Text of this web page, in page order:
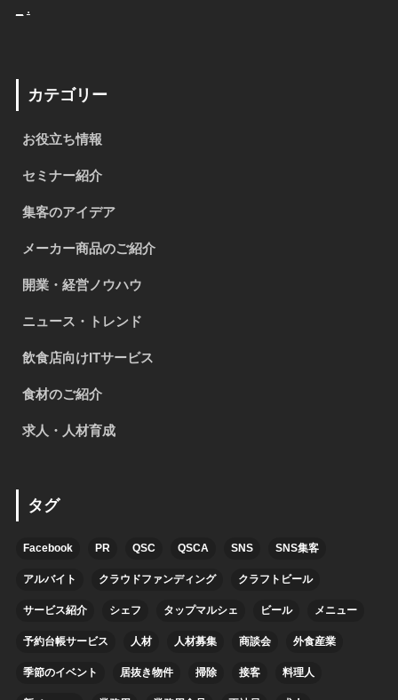
.
カテゴリー
お役立ち情報
セミナー紹介
集客のアイデア
メーカー商品のご紹介
開業・経営ノウハウ
ニュース・トレンド
飲食店向けITサービス
食材のご紹介
求人・人材育成
タグ
Facebook PR QSC QSCA SNS SNS集客
アルバイト クラウドファンディング クラフトビール
サービス紹介 シェフ タップマルシェ ビール メニュー
予約台帳サービス 人材 人材募集 商談会 外食産業
季節のイベント 居抜き物件 掃除 接客 料理人